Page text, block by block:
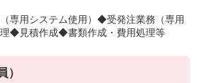
募ください。
いてから
ていただけます◎
仕事をご紹介します。
専用システム使用）◆受発注業務（専用
◆見積作成◆書類作成・費用処理等
）